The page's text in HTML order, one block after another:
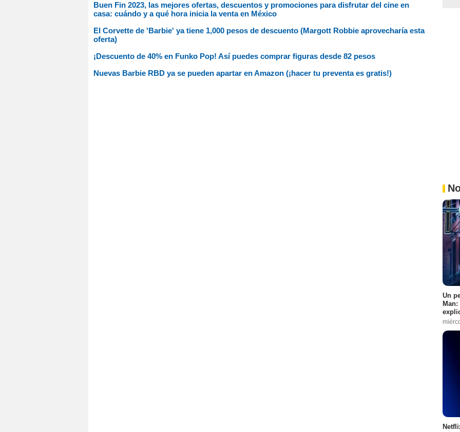
Buen Fin 2023, las mejores ofertas, descuentos y promociones para disfrutar del cine en
casa: cuándo y a qué hora inicia la venta en México
El Corvette de 'Barbie' ya tiene 1,000 pesos de descuento (Margott Robbie aprovecharía esta
oferta)
¡Descuento de 40% en Funko Pop! Así puedes comprar figuras desde 82 pesos
Nuevas Barbie RBD ya se pueden apartar en Amazon (¡hacer tu preventa es gratis!)
Un